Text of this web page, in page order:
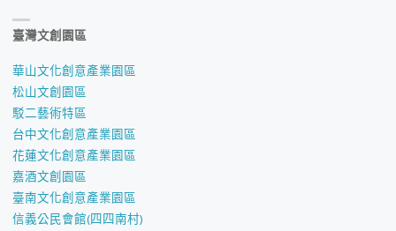
臺灣文創園區
華山文化創意產業園區
松山文創園區
駁二藝術特區
台中文化創意產業園區
花蓮文化創意產業園區
嘉酒文創園區
臺南文化創意產業園區
信義公民會館(四四南村)